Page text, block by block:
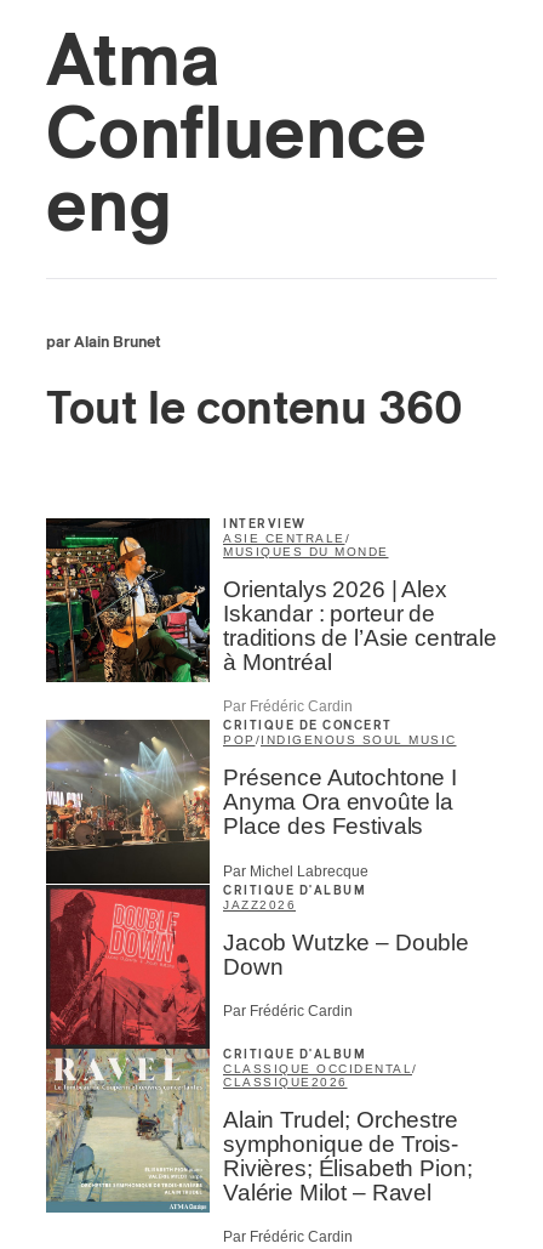
Atma
Confluence
eng
par Alain Brunet
Tout le contenu 360
INTERVIEW
ASIE CENTRALE /
MUSIQUES DU MONDE
Orientalys 2026 | Alex
Iskandar : porteur de
traditions de l’Asie centrale
à Montréal
Par Frédéric Cardin
CRITIQUE DE CONCERT
POP / INDIGENOUS SOUL MUSIC
Présence Autochtone I
Anyma Ora envoûte la
Place des Festivals
Par Michel Labrecque
CRITIQUE D'ALBUM
JAZZ2026
Jacob Wutzke – Double
Down
Par Frédéric Cardin
CRITIQUE D'ALBUM
CLASSIQUE OCCIDENTAL /
CLASSIQUE 2026
Alain Trudel; Orchestre
symphonique de Trois-
Rivières; Élisabeth Pion;
Valérie Milot – Ravel
Par Frédéric Cardin